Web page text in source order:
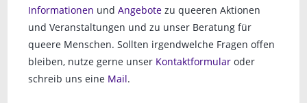
Informationen undAngebote zu queeren Aktionen
und Veranstaltungen und zu unser Beratung für
queere Menschen. Sollten irgendwelche Fragen offen
bleiben, nutze gerne unser Kontaktformular oder
schreib uns eine Mail.